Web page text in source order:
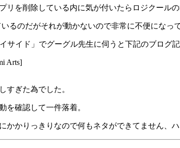
を削除している内に気が付いたらロジクールの
るのだがそれが動かないので非常に不便になっ
イド」でグーグル先生に伺うと下記のブログ記
Arts]
すぎた為でした。
を確認して一件落着。
かかりっきりなので何もネタができてません、ハ